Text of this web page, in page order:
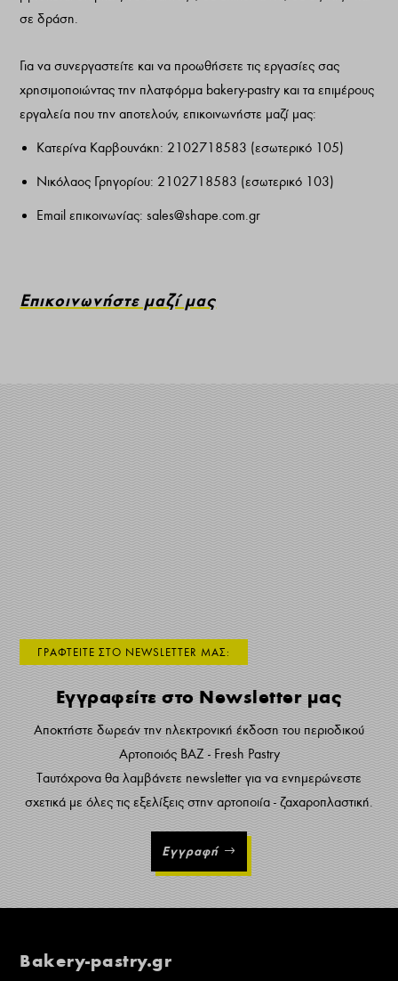
σε δράση.
Για να συνεργαστείτε και να προωθήσετε τις εργασίες σας
χρησιμοποιώντας την πλατφόρμα bakery-pastry και τα επιμέρους
εργαλεία που την αποτελούν, επικοινωνήστε μαζί μας:
Κατερίνα Καρβουνάκη: 2102718583 (εσωτερικό 105)
Νικόλαος Γρηγορίου: 2102718583 (εσωτερικό 103)
Email επικοινωνίας: sales@shape.com.gr
Επικοινωνήστε μαζί μας
ΓΡΑΦΤΕΙΤΕ ΣΤΟ NEWSLETTER ΜΑΣ:
Εγγραφείτε στο Newsletter μας
Αποκτήστε δωρεάν την ηλεκτρονική έκδοση του περιοδικού
Αρτοποιός ΒΑΖ - Fresh Pastry
Ταυτόχρονα θα λαμβάνετε newsletter για να ενημερώνεστε
σχετικά με όλες τις εξελίξεις στην αρτοποιία - ζαχαροπλαστική.
Εγγραφή
Bakery-pastry.gr